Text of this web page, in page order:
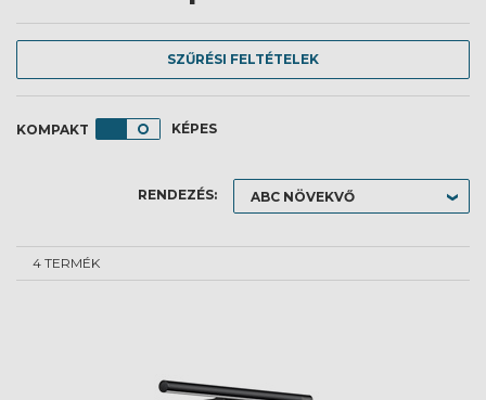
SZŰRÉSI FELTÉTELEK
KÉPES
RENDEZÉS:
4 TERMÉK